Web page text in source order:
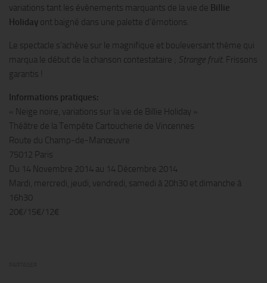
variations tant les évènements marquants de la vie de Billie
Holiday ont baigné dans une palette d’émotions.
Le spectacle s’achève sur le magnifique et bouleversant thème qui
marqua le début de la chanson contestataire ;
Strange fruit. Frissons
garantis !
Informations pratiques:
« Neige noire, variations sur la vie de Billie Holiday »
Théâtre de la Tempête Cartoucherie de Vincennes
Route du Champ-de-Manœuvre
75012 Paris
Du 14 Novembre 2014 au 14 Décembre 2014
Mardi, mercredi, jeudi, vendredi, samedi à 20h30 et dimanche à
16h30
20€/15€/12€